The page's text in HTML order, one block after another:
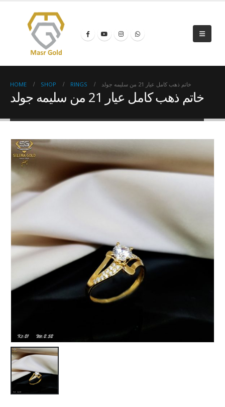
HOME SHOP RINGS خاتم ذهب كامل عيار 21 من سليمه جولد
خاتم ذهب كامل عيار 21 من سليمه جولد